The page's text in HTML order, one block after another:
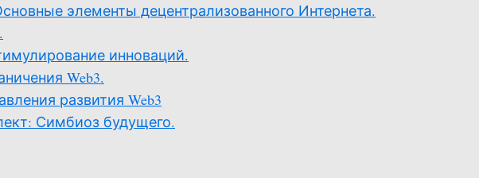
элементы децентрализованного Интернета.
инноваций.
Web3.
развития Web3
Симбиоз будущего.